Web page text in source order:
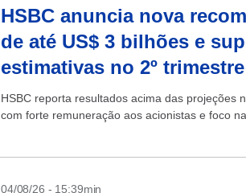
HSBC anuncia nova
de até US$ 3 bilhões e
estimativas no 2º trimestre
HSBC reporta resultados acima das projeções
com forte remuneração aos acionistas e foco na
04/08/26 - 15:39min